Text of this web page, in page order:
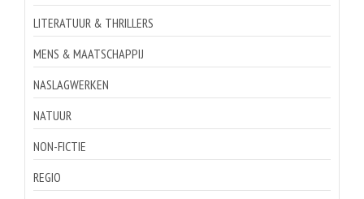
LITERATUUR & THRILLERS
MENS & MAATSCHAPPIJ
NASLAGWERKEN
NATUUR
NON-FICTIE
REGIO